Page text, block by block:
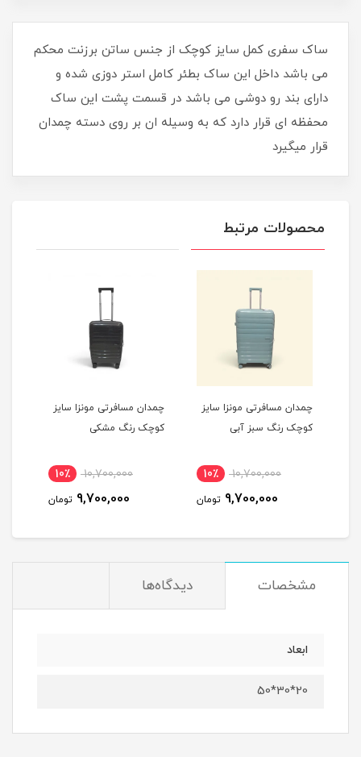
ساک سفری کمل سایز کوچک از جنس ساتن برزنت محکم
می باشد داخل این ساک بطئر کامل استر دوزی شده و
دارای بند رو دوشی می باشد در قسمت پشت این ساک
محفظه ای قرار دارد که به وسیله ان بر روی دسته چمدان
قرار میگیرد
محصولات مرتبط
چمدان مسافرتی مونزا سایز
کوچک رنگ سبز آبی
10,700,000 10٪
9,700,000 تومان
چمدان مسافرتی مونزا سایز
کوچک رنگ مشکی
10,700,000 10٪
9,700,000 تومان
مشخصات دیدگاه‌ها
ابعاد
20*30*50